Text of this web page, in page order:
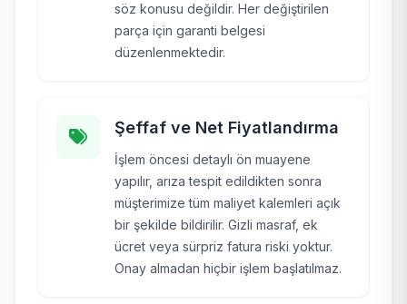
söz konusu değildir. Her değiştirilen
parça için garanti belgesi
düzenlenmektedir.
Şeffaf ve Net Fiyatlandırma
İşlem öncesi detaylı ön muayene
yapılır, arıza tespit edildikten sonra
müşterimize tüm maliyet kalemleri açık
bir şekilde bildirilir. Gizli masraf, ek
ücret veya sürpriz fatura riski yoktur.
Onay almadan hiçbir işlem başlatılmaz.